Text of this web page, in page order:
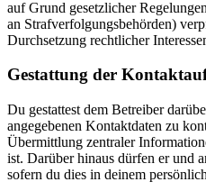
auf Grund gesetzlicher
an Strafverfolgungsbehörden)
Durchsetzung rechtlicher
Gestattung der
Du gestattest dem Betreiber
angegebenen Kontaktdaten zu
Übermittlung zentraler
ist. Darüber hinaus dürfen er und
sofern du dies in deinem